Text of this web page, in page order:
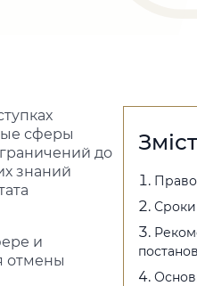
сферы
до
знаний
и
отмены
Зміст